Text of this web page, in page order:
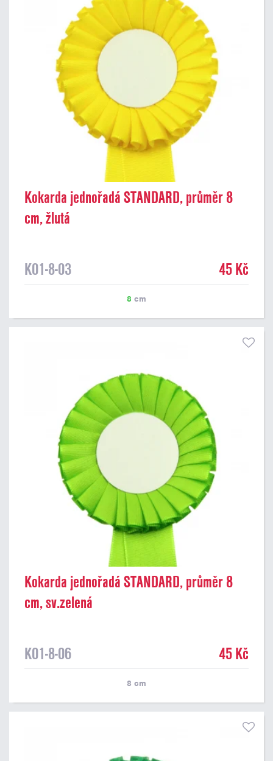
Kokarda jednořadá STANDARD, průměr 8
cm, žlutá
K01-8-03 45 Kč
8 cm
Kokarda jednořadá STANDARD, průměr 8
cm, sv.zelená
K01-8-06 45 Kč
8 cm